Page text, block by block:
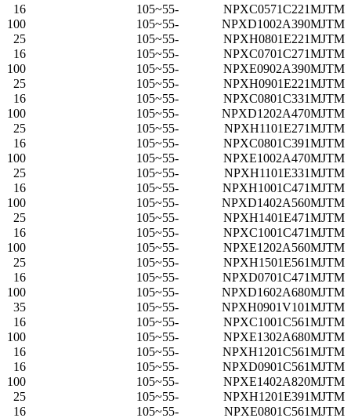
NPXC0571C221MJTM
-55~105
16
NPXD1002A390MJTM
-55~105
100
NPXH0801E221MJTM
-55~105
25
NPXC0701C271MJTM
-55~105
16
NPXE0902A390MJTM
-55~105
100
NPXH0901E221MJTM
-55~105
25
NPXC0801C331MJTM
-55~105
16
NPXD1202A470MJTM
-55~105
100
NPXH1101E271MJTM
-55~105
25
NPXC0801C391MJTM
-55~105
16
NPXE1002A470MJTM
-55~105
100
NPXH1101E331MJTM
-55~105
25
NPXH1001C471MJTM
-55~105
16
NPXD1402A560MJTM
-55~105
100
NPXH1401E471MJTM
-55~105
25
NPXC1001C471MJTM
-55~105
16
NPXE1202A560MJTM
-55~105
100
NPXH1501E561MJTM
-55~105
25
NPXD0701C471MJTM
-55~105
16
NPXD1602A680MJTM
-55~105
100
NPXH0901V101MJTM
-55~105
35
NPXC1001C561MJTM
-55~105
16
NPXE1302A680MJTM
-55~105
100
NPXH1201C561MJTM
-55~105
16
NPXD0901C561MJTM
-55~105
16
NPXE1402A820MJTM
-55~105
100
NPXH1201E391MJTM
-55~105
25
NPXE0801C561MJTM
-55~105
16